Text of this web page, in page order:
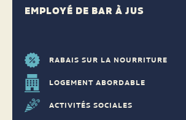
EMPLOYÉ DE BAR À JUS
RABAIS SUR LA NOURRITURE
LOGEMENT ABORDABLE
ACTIVITÉS SOCIALES